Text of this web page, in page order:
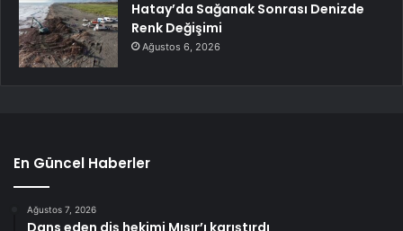
Hatay’da Sağanak Sonrası Denizde
Renk Değişimi
Ağustos 6, 2026
En Güncel Haberler
Ağustos 7, 2026
Dans eden diş hekimi Mısır’ı karıştırdı